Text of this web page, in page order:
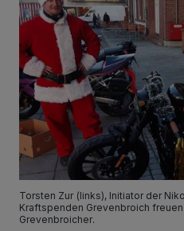
Torsten Zur (links), Initiator der
Kraftspenden Grevenbroich
Grevenbroicher.